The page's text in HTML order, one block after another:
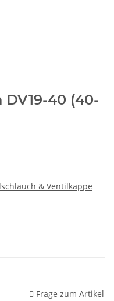
40 (40-
& Ventilkappe
Frage zum Artikel